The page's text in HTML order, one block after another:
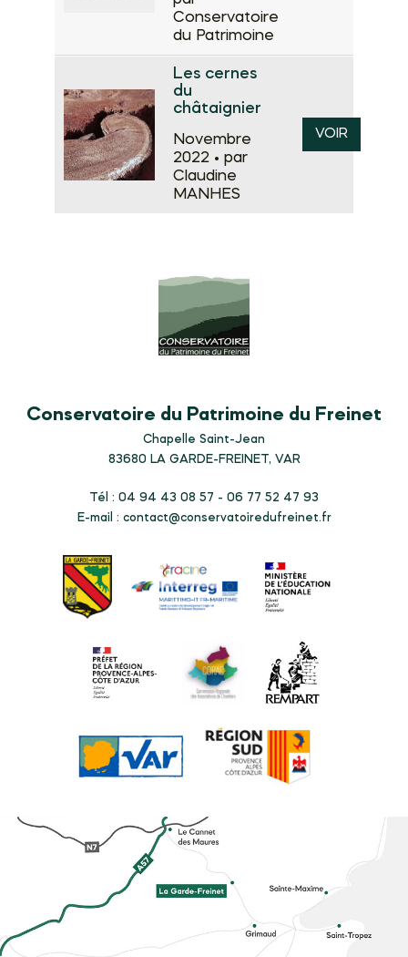
Conservatoire
du Patrimoine
Les cernes
du
châtaignier
Novembre
2022 • par
Claudine
MANHES
VOIR
Conservatoire du Patrimoine du Freinet
Chapelle Saint-Jean
83680 LA GARDE-FREINET, VAR
Tél : 04 94 43 08 57 - 06 77 52 47 93
E-mail : contact@conservatoiredufreinet.fr